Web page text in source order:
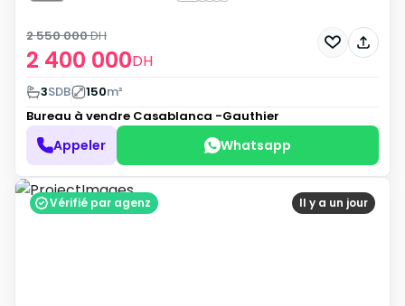
2 400 000DH
2 550 000DH
3SDB 150m²
Bureau à vendre Casablanca -Gauthier
Appeler Whatsapp
Il y a un jour
Vérifié par agenz